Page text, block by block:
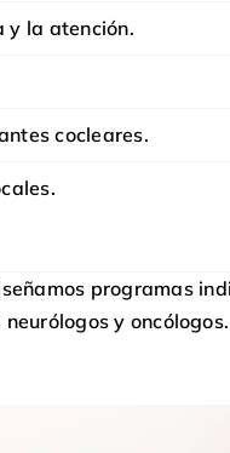
y la atención.
cocleares.
programas
y